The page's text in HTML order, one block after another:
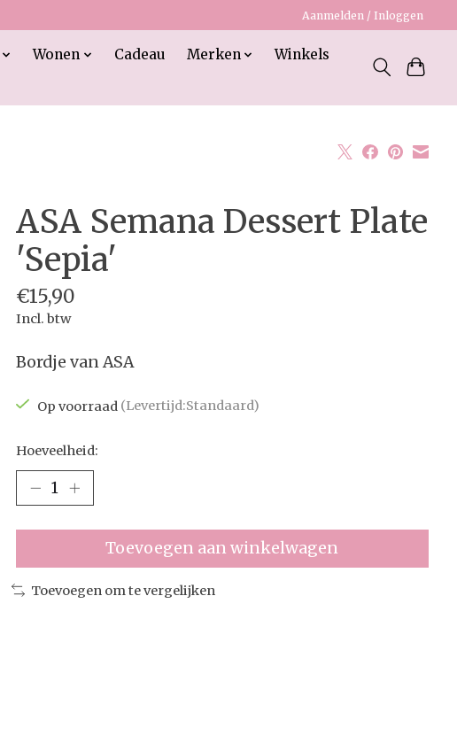
Aanmelden / Inloggen
Wonen Cadeau Merken
Winkels
ASA Semana Dessert Plate
'Sepia'
€15,90
Incl. btw
Bordje van ASA
Op voorraad (Levertijd:Standaard)
Hoeveelheid:
Toevoegen aan winkelwagen
Toevoegen om te vergelijken